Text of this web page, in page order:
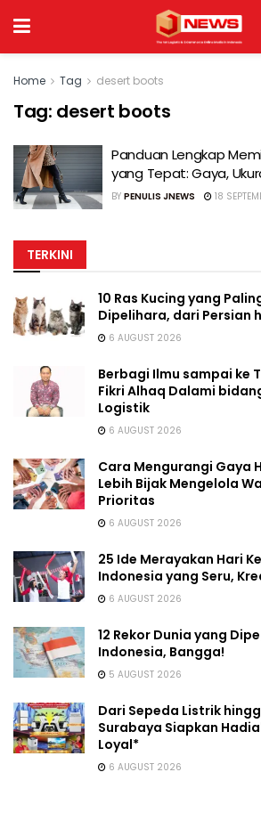
Home Tag desert boots
Tag: desert boots
Panduan Lengkap
yang Tepat: Gaya,
BY PENULIS JNEWS 18
TERKINI
10 Ras Kucing yang
Dipelihara, dari Persian
6 AUGUST 2026
Berbagi Ilmu sampai ke
Fikri Alhaq Dalami
Logistik
6 AUGUST 2026
Cara Mengurangi Gaya
Lebih Bijak Mengelola
Prioritas
6 AUGUST 2026
25 Ide Merayakan Hari
Indonesia yang Seru,
6 AUGUST 2026
12 Rekor Dunia yang
Indonesia, Bangga!
5 AUGUST 2026
Dari Sepeda Listrik
Surabaya Siapkan
Loyal*
6 AUGUST 2026